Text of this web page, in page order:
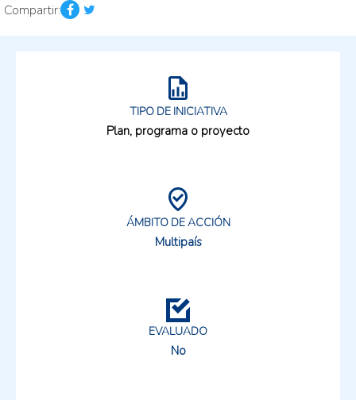
Compartir:
TIPO DE INICIATIVA
Plan, programa o proyecto
ÁMBITO DE ACCIÓN
Multipaís
EVALUADO
No